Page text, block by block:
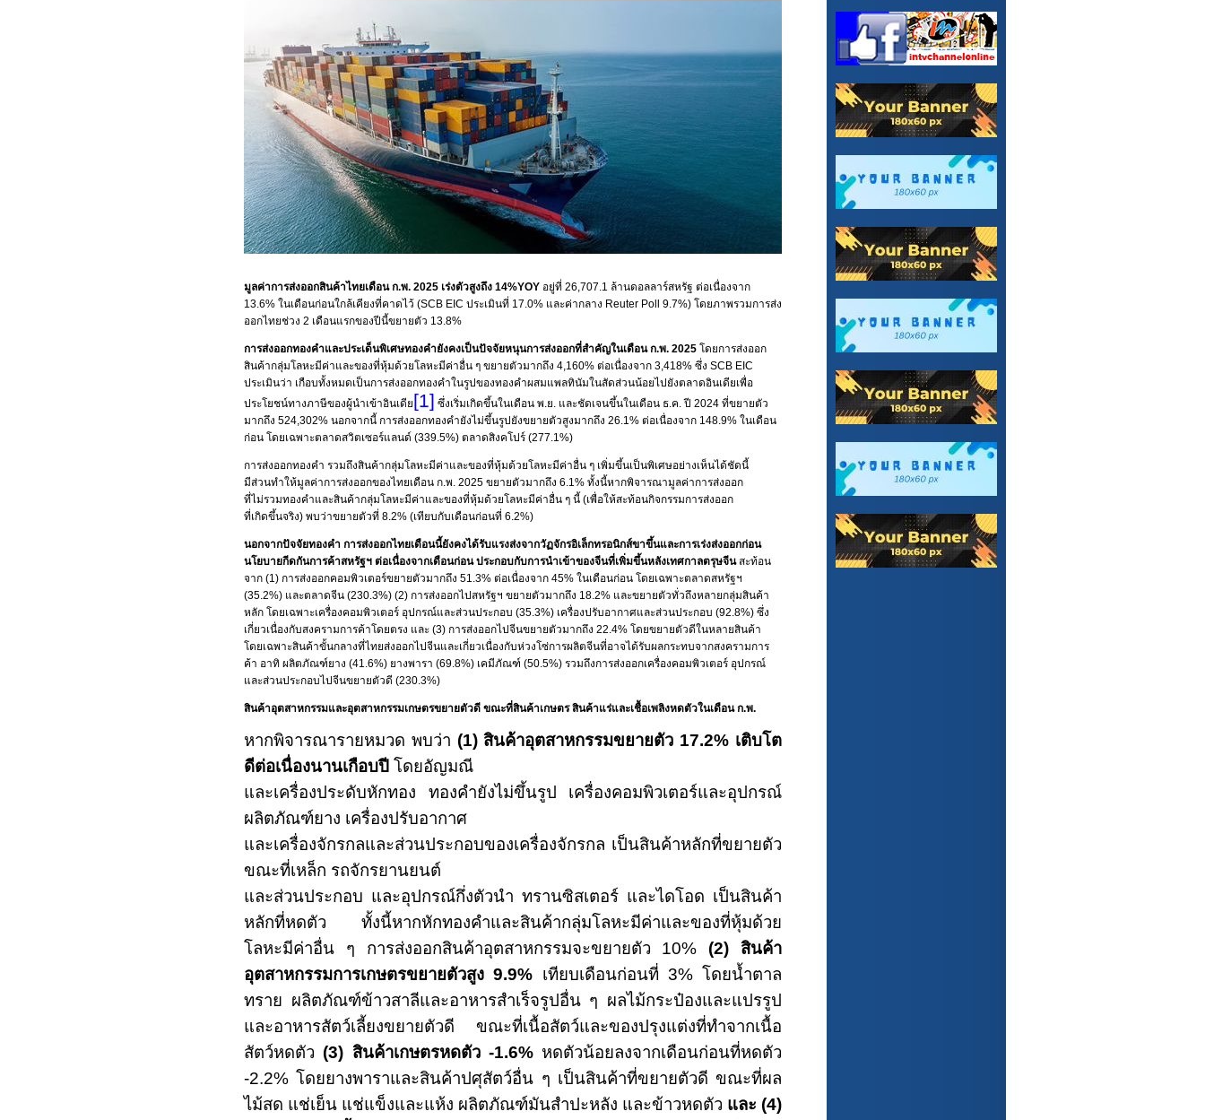
มูลค่าการส่งออกสินค้าไทยเดือน ก.พ. 2025 เร่งตัวสูงถึง 14%YOY อยู่ที่ 26,707.1 ล้านดอลลาร์สหรัฐ ต่อเนื่องจาก
13.6% ในเดือนก่อนใกล้เคียงที่คาดไว้ (SCB EIC ประเมินที่ 17.0% และค่ากลาง Reuter Poll 9.7%) โดยภาพรวมการส่ง
ออกไทยช่วง 2 เดือนแรกของปีนี้ขยายตัว 13.8%
การส่งออกทองคำและประเด็นพิเศษทองคำยังคงเป็นปัจจัยหนุนการส่งออกที่สำคัญในเดือน ก.พ. 2025 โดยการส่งออก
สินค้ากลุ่มโลหะมีค่าและของที่หุ้มด้วยโลหะมีค่าอื่น ๆ ขยายตัวมากถึง 4,160% ต่อเนื่องจาก 3,418% ซึ่ง SCB EIC
ประเมินว่า เกือบทั้งหมดเป็นการส่งออกทองคำในรูปของทองคำผสมแพลทินัมในสัดส่วนน้อยไปยังตลาดอินเดียเพื่อ
ประโยชน์ทางภาษีของผู้นำเข้าอินเดีย[1] ซึ่งเริ่มเกิดขึ้นในเดือน พ.ย. และชัดเจนขึ้นในเดือน ธ.ค. ปี 2024 ที่ขยายตัว
มากถึง 524,302% นอกจากนี้ การส่งออกทองคำยังไม่ขึ้นรูปยังขยายตัวสูงมากถึง 26.1% ต่อเนื่องจาก 148.9% ในเดือน
ก่อน โดยเฉพาะตลาดสวิตเซอร์แลนด์ (339.5%) ตลาดสิงคโปร์ (277.1%)
การส่งออกทองคำ รวมถึงสินค้ากลุ่มโลหะมีค่าและของที่หุ้มด้วยโลหะมีค่าอื่น ๆ เพิ่มขึ้นเป็นพิเศษอย่างเห็นได้ชัดนี้
มีส่วนทำให้มูลค่าการส่งออกของไทยเดือน ก.พ. 2025 ขยายตัวมากถึง 6.1% ทั้งนี้หากพิจารณามูลค่าการส่งออก
ที่ไม่รวมทองคำและสินค้ากลุ่มโลหะมีค่าและของที่หุ้มด้วยโลหะมีค่าอื่น ๆ นี้ (เพื่อให้สะท้อนกิจกรรมการส่งออก
ที่เกิดขึ้นจริง) พบว่าขยายตัวที่ 8.2% (เทียบกับเดือนก่อนที่ 6.2%)
นอกจากปัจจัยทองคำ การส่งออกไทยเดือนนี้ยังคงได้รับแรงส่งจากวัฏจักรอิเล็กทรอนิกส์ขาขึ้นและการเร่งส่งออกก่อน
นโยบายกีดกันการค้าสหรัฐฯ ต่อเนื่องจากเดือนก่อน ประกอบกับการนำเข้าของจีนที่เพิ่มขึ้นหลังเทศกาลตรุษจีนสะท้อน
จาก (1) การส่งออกคอมพิวเตอร์ขยายตัวมากถึง 51.3% ต่อเนื่องจาก 45% ในเดือนก่อน โดยเฉพาะตลาดสหรัฐฯ
(35.2%) และตลาดจีน (230.3%) (2) การส่งออกไปสหรัฐฯ ขยายตัวมากถึง 18.2% และขยายตัวทั่วถึงหลายกลุ่มสินค้า
หลัก โดยเฉพาะเครื่องคอมพิวเตอร์ อุปกรณ์และส่วนประกอบ (35.3%) เครื่องปรับอากาศและส่วนประกอบ (92.8%) ซึ่ง
เกี่ยวเนื่องกับสงครามการค้าโดยตรง และ (3) การส่งออกไปจีนขยายตัวมากถึง 22.4% โดยขยายตัวดีในหลายสินค้า
โดยเฉพาะสินค้าขั้นกลางที่ไทยส่งออกไปจีนและเกี่ยวเนื่องกับห่วงโซ่การผลิตจีนที่อาจได้รับผลกระทบจากสงครามการ
ค้า อาทิ ผลิตภัณฑ์ยาง (41.6%) ยางพารา (69.8%) เคมีภัณฑ์ (50.5%) รวมถึงการส่งออกเครื่องคอมพิวเตอร์ อุปกรณ์
และส่วนประกอบไปจีนขยายตัวดี (230.3%)
สินค้าอุตสาหกรรมและอุตสาหกรรมเกษตรขยายตัวดี ขณะที่สินค้าเกษตร สินค้าแร่และเชื้อเพลิงหดตัวในเดือน ก.พ.
หากพิจารณารายหมวด พบว่า (1) สินค้าอุตสาหกรรมขยายตัว 17.2% เติบโต
ดีต่อเนื่องนานเกือบปี โดยอัญมณี
และเครื่องประดับหักทอง ทองคำยังไม่ขึ้นรูป เครื่องคอมพิวเตอร์และอุปกรณ์
ผลิตภัณฑ์ยาง เครื่องปรับอากาศ
และเครื่องจักรกลและส่วนประกอบของเครื่องจักรกล เป็นสินค้าหลักที่ขยายตัว
ขณะที่เหล็ก รถจักรยานยนต์
และส่วนประกอบ และอุปกรณ์กึ่งตัวนำ ทรานซิสเตอร์ และไดโอด เป็นสินค้า
หลักที่หดตัว ทั้งนี้หากหักทองคำและสินค้ากลุ่มโลหะมีค่าและของที่หุ้มด้วย
โลหะมีค่าอื่น ๆ การส่งออกสินค้าอุตสาหกรรมจะขยายตัว 10% (2) สินค้า
อุตสาหกรรมการเกษตรขยายตัวสูง9.9% เทียบเดือนก่อนที่ 3% โดยน้ำตาล
ทราย ผลิตภัณฑ์ข้าวสาลีและอาหารสำเร็จรูปอื่น ๆ ผลไม้กระป๋องและแปรรูป
และอาหารสัตว์เลี้ยงขยายตัวดี ขณะที่เนื้อสัตว์และของปรุงแต่งที่ทำจากเนื้อ
สัตว์หดตัว (3) สินค้าเกษตรหดตัว -1.6% หดตัวน้อยลงจากเดือนก่อนที่หดตัว
-2.2% โดยยางพาราและสินค้าปศุสัตว์อื่น ๆ เป็นสินค้าที่ขยายตัวดี ขณะที่ผล
ไม้สด แช่เย็น แช่แข็งและแห้ง ผลิตภัณฑ์มันสำปะหลัง และข้าวหดตัว และ (4)